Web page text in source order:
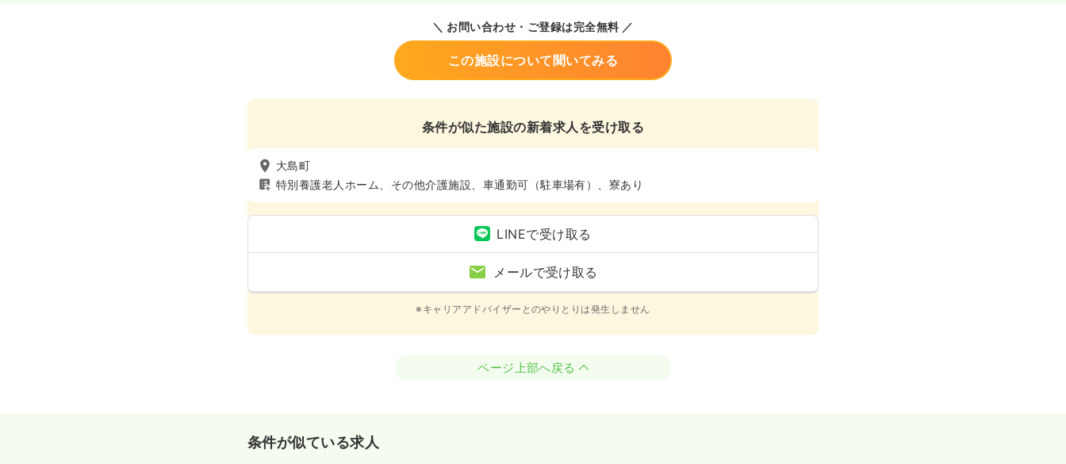
＼ お問い合わせ・ご登録は完全無料 ／
この施設について聞いてみる
条件が似た施設の新着求人を受け取る
大島町
特別養護老人ホーム、その他介護施設、車通勤可（駐車場有）、寮あり
LINEで受け取る
メールで受け取る
※キャリアアドバイザーとのやりとりは発生しません
ページ上部へ戻る
条件が似ている求人